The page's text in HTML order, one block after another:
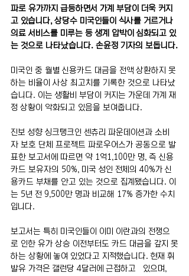
파로 유가까지 급등하면서 가계 부담이 더욱 커지
고 있습니다, 상당수 미국인들이 식사를 거르거나
의료 서비스를 미루는 등 생계 압박이 심화되고 있
는 것으로 나타났습니다. 손윤정 기자의 보돕니다.
미국인 중 월별 신용카드 대금을 전액 상환하지 못
하는 비율이 사상 최고치를 기록한 것으로 나타났
습니다. 이는 생활비 부담이 커지는 가운데 가계 재
정 상황이 악화되고 있음을 보여줍니다.
진보 성향 싱크탱크인 센츄리 파운데이션과 소비
자 보호 단체 프로젝트 파로우어스가 공동으로 발
표한 보고서에 따르면 약 1억1,100만 명, 즉 신용
카드 보유자의 50%, 미국 성인 전체의 40%가 신
용카드 부채를 안고 있는 것으로 집계됐습니다. 이
는 5년 전 9,500만 명과 비교해 17% 증가한 수치
입니다.
보고서는 특히 미국인들이 이미 이란과의 전쟁으
로 인한 유가 상승 이전부터도 카드 대금을 갚지 못
하는 상황에 놓여 있었다고 지적했습니다. 현재 휘
발유 가격은 갤런당 4달러에 근접하고   있으며,